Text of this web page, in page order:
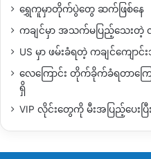
ရွှေကူမှာတိုက်ပွဲတွေ ဆက်ဖြစ်နေ
ကချင်မှာ အသက်မပြည့်သေးတဲ့
US မှာ ဖမ်းခံရတဲ့ ကချင်ကျော
လေကြောင်း တိုက်ခိုက်ခံရတာကြ
ရှိ
VIP လိုင်းတွေကို မီးအပြည့်ပေး